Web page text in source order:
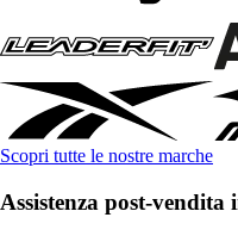
Scopri tutte le nostre marche
Assistenza post-vendita